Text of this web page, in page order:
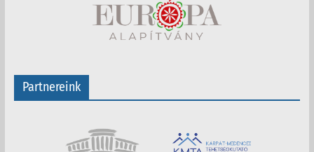
Partnereink